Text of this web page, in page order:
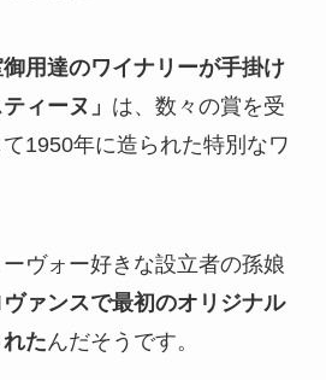
用達のワイナリーが手掛け
ィーヌ」 は、数々の賞を受
1950年に造られた特別なワ
ヴォー好きな設立者の孫娘
ァンスで最初のオリジナル
たんだそうです。